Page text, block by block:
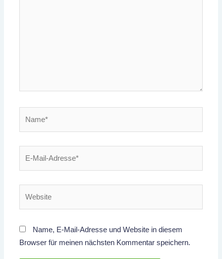
Name, E-Mail-Adresse und Website in diesem
Browser für meinen nächsten Kommentar speichern.